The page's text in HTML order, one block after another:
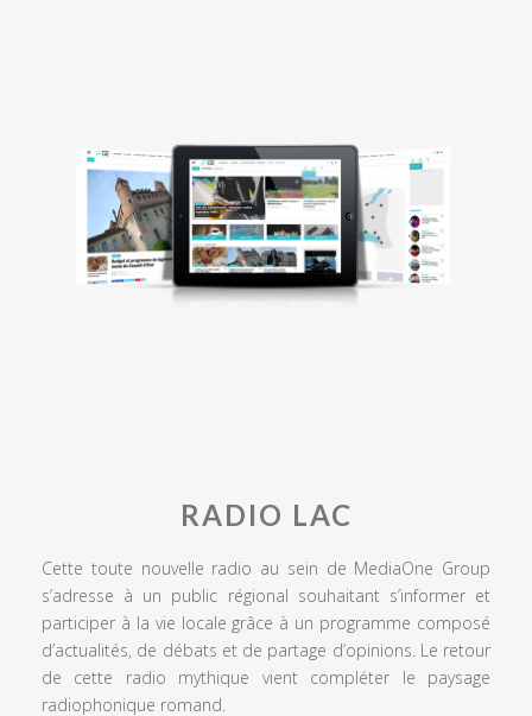
RADIO LAC
Cette toute nouvelle radio au sein de MediaOne Group
s’adresse à un public régional souhaitant s’informer et
participer à la vie locale grâce à un programme composé
d’actualités, de débats et de partage d’opinions. Le retour
de cette radio mythique vient compléter le paysage
radiophonique romand.